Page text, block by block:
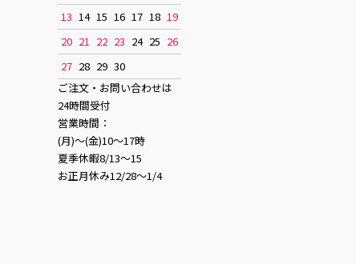
13 14 15 16 17 18 19
20 21 22 23 24 25 26
27 28 29 30
ご注文・お問い合わせは
24時間受付
営業時間：
(月)〜(金)10〜17時
夏季休暇8/13〜15
お正月休み12/28〜1/4